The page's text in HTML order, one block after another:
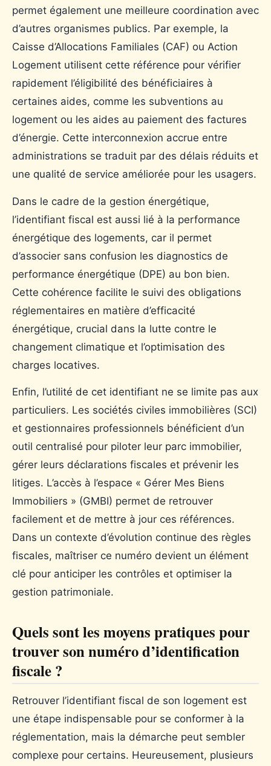
permet également une meilleure coordination avec
d’autres organismes publics. Par exemple, la
Caisse d’Allocations Familiales (CAF) ou Action
Logement utilisent cette référence pour vérifier
rapidement l’éligibilité des bénéficiaires à
certaines aides, comme les subventions au
logement ou les aides au paiement des factures
d’énergie. Cette interconnexion accrue entre
administrations se traduit par des délais réduits et
une qualité de service améliorée pour les usagers.
Dans le cadre de la gestion énergétique,
l’identifiant fiscal est aussi lié à la performance
énergétique des logements, car il permet
d’associer sans confusion les diagnostics de
performance énergétique (DPE) au bon bien.
Cette cohérence facilite le suivi des obligations
réglementaires en matière d’efficacité
énergétique, crucial dans la lutte contre le
changement climatique et l’optimisation des
charges locatives.
Enfin, l’utilité de cet identifiant ne se limite pas aux
particuliers. Les sociétés civiles immobilières (SCI)
et gestionnaires professionnels bénéficient d’un
outil centralisé pour piloter leur parc immobilier,
gérer leurs déclarations fiscales et prévenir les
litiges. L’accès à l’espace « Gérer Mes Biens
Immobiliers » (GMBI) permet de retrouver
facilement et de mettre à jour ces références.
Dans un contexte d’évolution continue des règles
fiscales, maîtriser ce numéro devient un élément
clé pour anticiper les contrôles et optimiser la
gestion patrimoniale.
Quels sont les moyens pratiques pour
trouver son numéro d’identification
fiscale ?
Retrouver l’identifiant fiscal de son logement est
une étape indispensable pour se conformer à la
réglementation, mais la démarche peut sembler
complexe pour certains. Heureusement, plusieurs